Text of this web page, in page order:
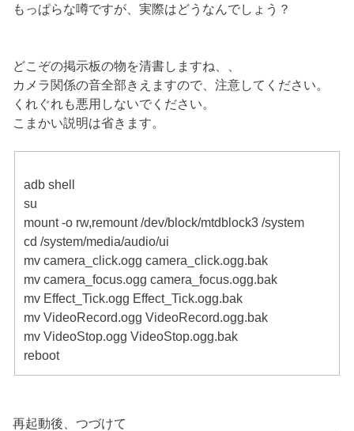
もっぱらな噂ですが、実際はどうなんでしょう？
どこぞの掲示板の物を清書しますね、、
カメラ関係の音全部きえますので、注意してください。
くれぐれも悪用しないでください。
こまかい説明は省きます。
adb shell
su
mount -o rw,remount /dev/block/mtdblock3 /system
cd /system/media/audio/ui
mv camera_click.ogg camera_click.ogg.bak
mv camera_focus.ogg camera_focus.ogg.bak
mv Effect_Tick.ogg Effect_Tick.ogg.bak
mv VideoRecord.ogg VideoRecord.ogg.bak
mv VideoStop.ogg VideoStop.ogg.bak
reboot
再起動後、つづけて